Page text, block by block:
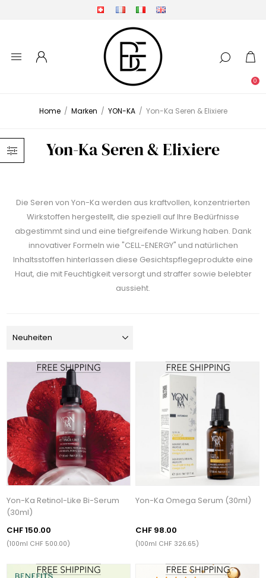
0
Home / Marken / YON-KA / Yon-Ka Seren & Elixiere
Yon-Ka Seren & Elixiere
Die Seren von Yon-Ka werden aus kraftvollen, konzentrierten
Wirkstoffen hergestellt, die speziell auf Ihre Bedürfnisse
abgestimmt sind und eine tiefgreifende Wirkung haben. Dank
innovativer Formeln wie "CELL-ENERGY" und natürlichen
Inhaltsstoffen hinterlassen diese Gesichtspflegeprodukte eine
Haut, die mit Feuchtigkeit versorgt und straffer sowie belebter
aussieht.
Yon-Ka Retinol-Like Bi-Serum
(30ml)
CHF 150.00
(100ml CHF 500.00)
Yon-Ka Omega Serum (30ml)
CHF 98.00
(100ml CHF 326.65)